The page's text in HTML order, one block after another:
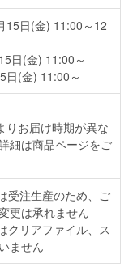
15日(金) 11:00～12
日(金) 11:00～
日(金) 11:00～
りお届け時期が異な
細は商品ページをご
受注生産のため、ご
更は承れません
クリアファイル、ス
ません